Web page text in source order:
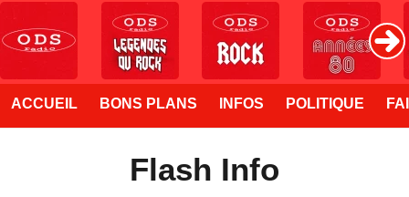
ACCUEIL BONS PLANS INFOS POLITIQUE
Flash Info